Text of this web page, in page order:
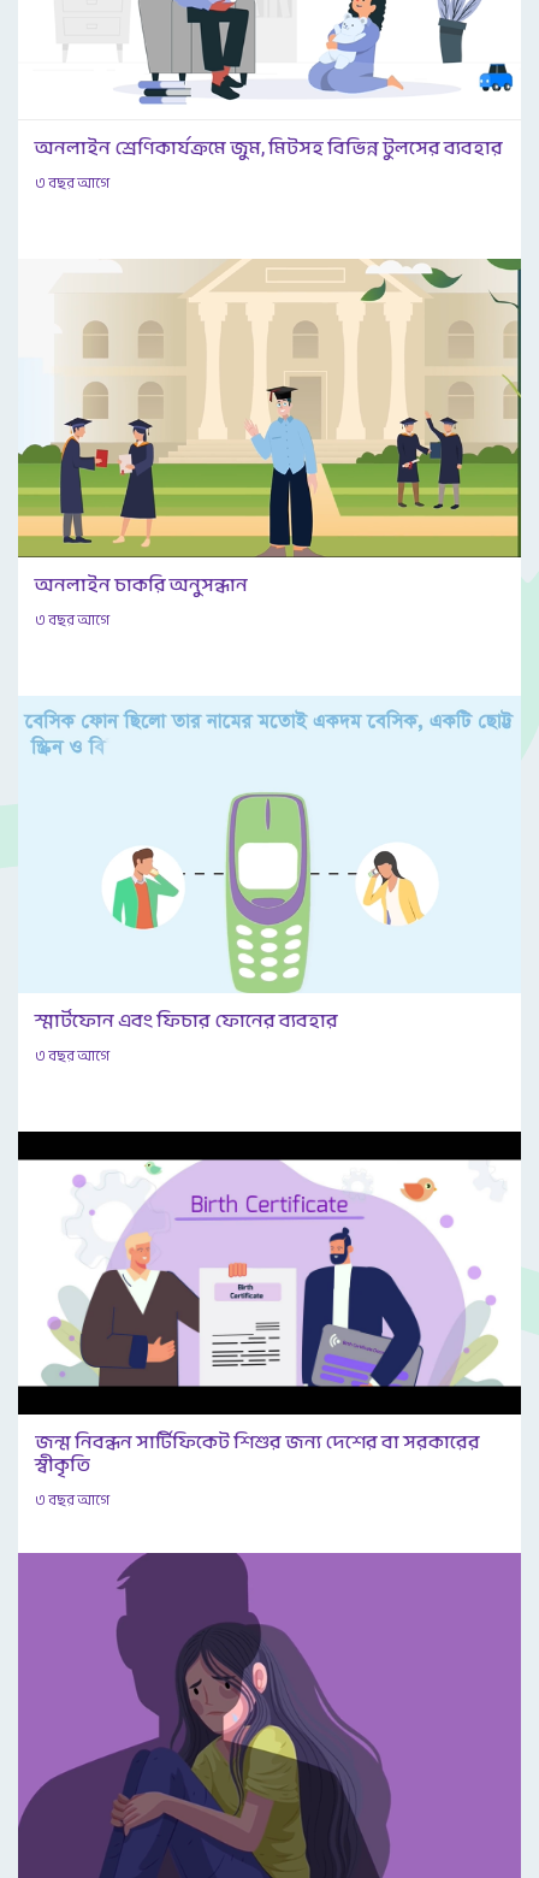
অনলাইন শ্রেণিকার্যক্রমে জুম, মিটসহ বিভিন্ন টুলসের ব্যবহার
৩ বছর আগে
অনলাইন চাকরি অনুসন্ধান
৩ বছর আগে
স্মার্টফোন এবং ফিচার ফোনের ব্যবহার
৩ বছর আগে
জন্ম নিবন্ধন সার্টিফিকেট শিশুর জন্য দেশের বা সরকারের
স্বীকৃতি
৩ বছর আগে